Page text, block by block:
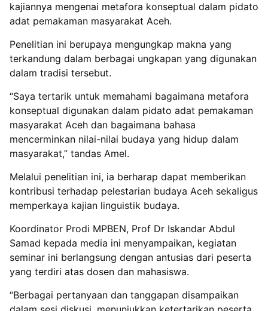
kajiannya mengenai metafora konseptual dalam pidato
adat pemakaman masyarakat Aceh.
Penelitian ini berupaya mengungkap makna yang
terkandung dalam berbagai ungkapan yang digunakan
dalam tradisi tersebut.
“Saya tertarik untuk memahami bagaimana metafora
konseptual digunakan dalam pidato adat pemakaman
masyarakat Aceh dan bagaimana bahasa
mencerminkan nilai-nilai budaya yang hidup dalam
masyarakat,” tandas Amel.
Melalui penelitian ini, ia berharap dapat memberikan
kontribusi terhadap pelestarian budaya Aceh sekaligus
memperkaya kajian linguistik budaya.
Koordinator Prodi MPBEN, Prof Dr Iskandar Abdul
Samad kepada media ini menyampaikan, kegiatan
seminar ini berlangsung dengan antusias dari peserta
yang terdiri atas dosen dan mahasiswa.
“Berbagai pertanyaan dan tanggapan disampaikan